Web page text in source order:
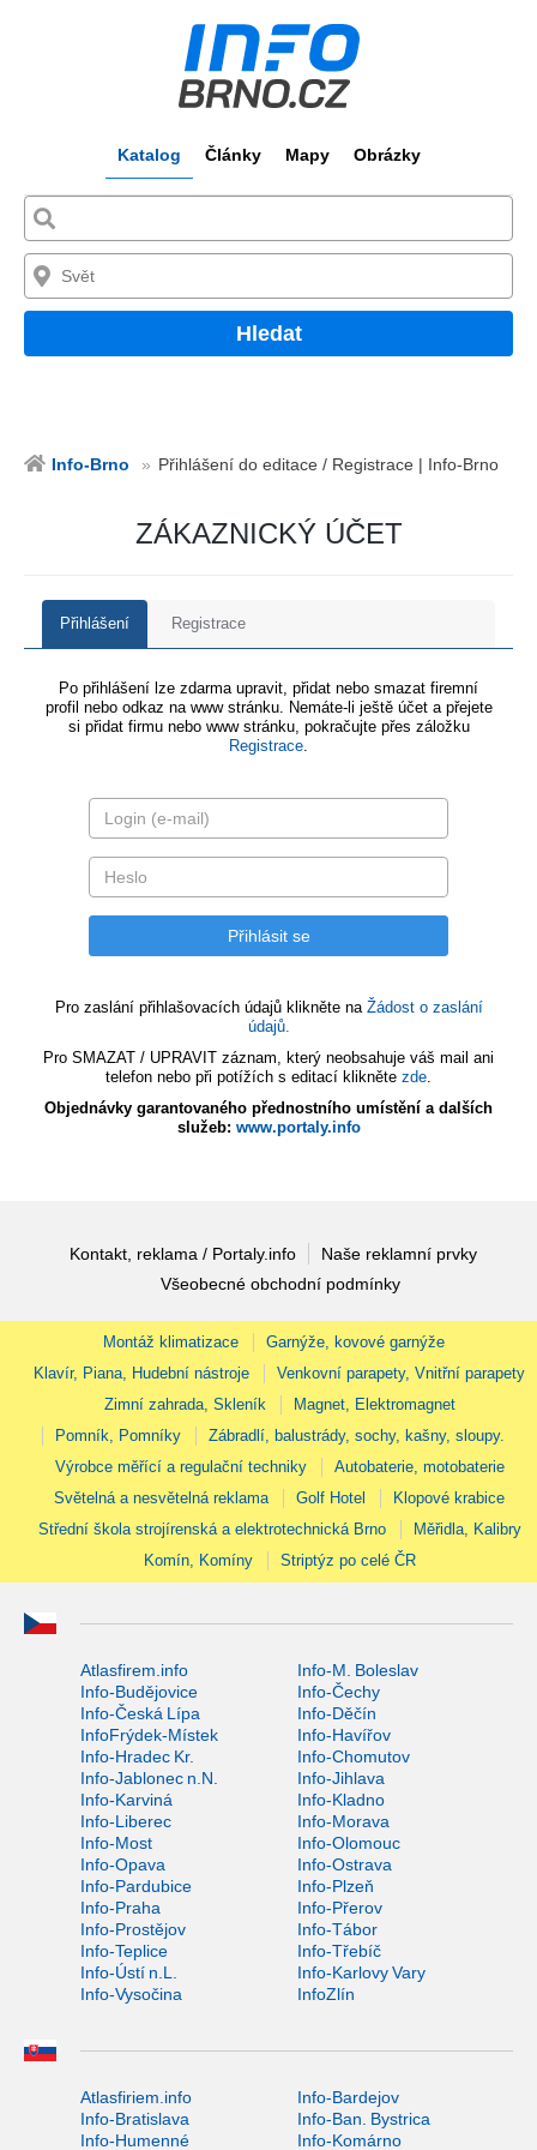
Katalog Články Mapy Obrázky
Hledat
Info-Brno Přihlášení do editace / Registrace | Info-Brno
ZÁKAZNICKÝ ÚČET
Přihlášení Registrace
Po přihlášení lze zdarma upravit, přidat nebo smazat firemní
profil nebo odkaz na www stránku. Nemáte-li ještě účet a přejete
si přidat firmu nebo www stránku, pokračujte přes záložku
Registrace.
Pro zaslání přihlašovacích údajů klikněte na Žádost o zaslání
údajů.
Pro SMAZAT / UPRAVIT záznam, který neobsahuje váš mail ani
telefon nebo při potížích s editací klikněte zde.
Objednávky garantovaného přednostního umístění a dalších
služeb: www.portaly.info
Kontakt, reklama / Portaly.info
Naše reklamní prvky
Všeobecné obchodní podmínky
Montáž klimatizace
Garnýže, kovové garnýže
Klavír, Piana, Hudební nástroje
Venkovní parapety, Vnitřní parapety
Zimní zahrada, Skleník
Magnet, Elektromagnet
Pomník, Pomníky
Zábradlí, balustrády, sochy, kašny, sloupy.
Výrobce měřící a regulační techniky
Autobaterie, motobaterie
Světelná a nesvětelná reklama
Golf Hotel
Klopové krabice
Střední škola strojírenská a elektrotechnická Brno
Měřidla, Kalibry
Komín, Komíny
Striptýz po celé ČR
Atlasfirem.info
Info-M. Boleslav
Info-Budějovice
Info-Čechy
Info-Česká Lípa
Info-Děčín
InfoFrýdek-Místek
Info-Havířov
Info-Hradec Kr.
Info-Chomutov
Info-Jablonec n.N.
Info-Jihlava
Info-Karviná
Info-Kladno
Info-Liberec
Info-Morava
Info-Most
Info-Olomouc
Info-Opava
Info-Ostrava
Info-Pardubice
Info-Plzeň
Info-Praha
Info-Přerov
Info-Prostějov
Info-Tábor
Info-Teplice
Info-Třebíč
Info-Ústí n.L.
Info-Karlovy Vary
Info-Vysočina
InfoZlín
Atlasfiriem.info
Info-Bardejov
Info-Bratislava
Info-Ban. Bystrica
Info-Humenné
Info-Komárno